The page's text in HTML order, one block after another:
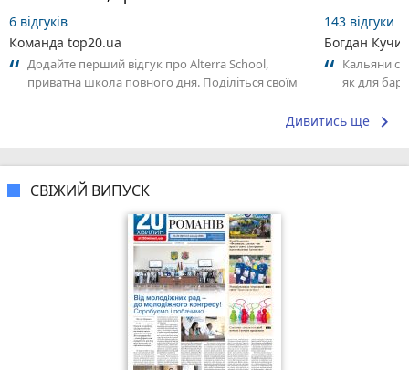
6 відгуків
Команда top20.ua
Додайте перший відгук про Alterra School,
приватна школа повного дня. Поділіться своїм
143 відгуки
Богдан
Кальяни
як для
Дивитись ще keyboard_arrow_right
СВІЖИЙ ВИПУСК